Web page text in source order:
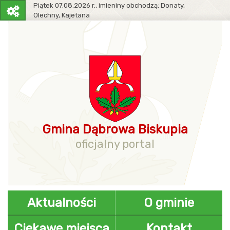
Piątek 07.08.2026 r., imieniny obchodzą: Donaty,
Olechny, Kajetana
Gmina Dąbrowa Biskupia
oficjalny portal
Aktualności
O gminie